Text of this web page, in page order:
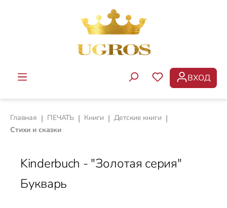
Перейти к основному содержанию
У ВАС ЕСТЬ
ВХОД
Главная | ПЕЧАТЬ | Книги | Детские книги |
Стихи и сказки
Kinderbuch - "Золотая серия"
Букварь